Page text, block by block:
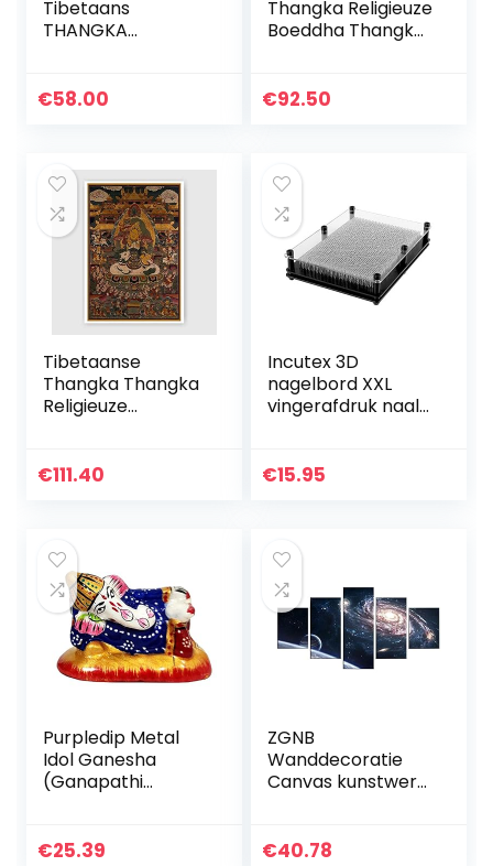
Tibetaans
THANGKA
PRINCIPES
slaapkamer
(Kleur…
€58.00
Thangka Religieuze
Boeddha Thangka
Unframed (Kleur:
€92.50
Tibetaanse
Thangka Thangka
Religieuze
schilderijen
€111.40
Incutex 3D
nagelbord XXL
vingerafdruk naald
nagelspel
€15.95
Purpledip Metal
Idol Ganesha
(Ganapathi
Schilderij
€25.39
ZGNB
Wanddecoratie
Canvas kunstwerk
Achtergrond
€40.78